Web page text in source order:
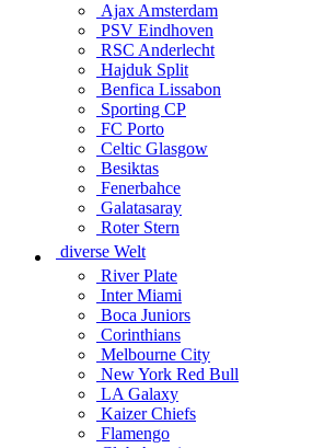
Ajax Amsterdam
PSV Eindhoven
RSC Anderlecht
Hajduk Split
Benfica Lissabon
Sporting CP
FC Porto
Celtic Glasgow
Besiktas
Fenerbahce
Galatasaray
Roter Stern
diverse Welt
River Plate
Inter Miami
Boca Juniors
Corinthians
Melbourne City
New York Red Bull
LA Galaxy
Kaizer Chiefs
Flamengo